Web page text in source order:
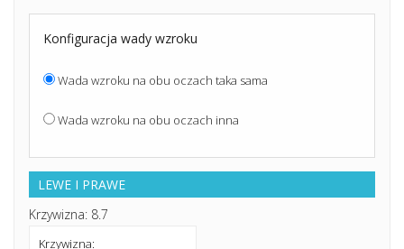
Konfiguracja wady wzroku
Wada wzroku na obu oczach taka sama
Wada wzroku na obu oczach inna
LEWE I PRAWE
Krzywizna: 8.7